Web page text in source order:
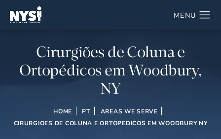
Cirurgiões de Coluna e
Ortopédicos em Woodbury,
NY
HOME PT
AREAS WE SERVE
CIRURGIOES DE COLUNA E ORTOPEDICOS EM WOODBURY NY